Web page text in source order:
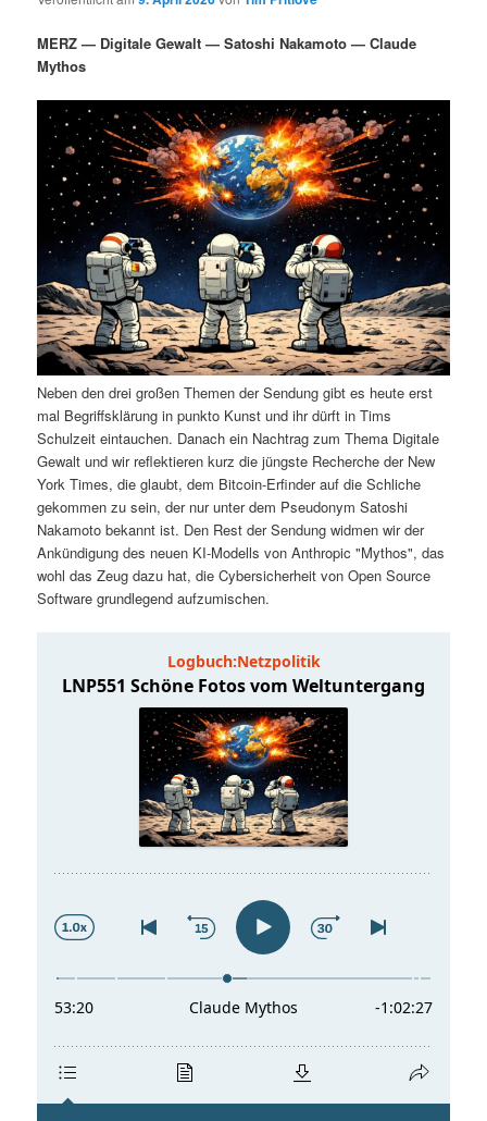
m
r
n
I
n
h
a
l
t
s
p
n
u
d
r
e
n
I
n
h
a
l
t
g
e
n
n
a
MERZ — Digitale Gewalt — Satoshi Nakamoto — Claude
Mythos
Neben den drei großen Themen der Sendung gibt es heute erst
mal Begriffsklärung in punkto Kunst und ihr dürft in Tims
Schulzeit eintauchen. Danach ein Nachtrag zum Thema Digitale
Gewalt und wir reflektieren kurz die jüngste Recherche der New
York Times, die glaubt, dem Bitcoin-Erfinder auf die Schliche
gekommen zu sein, der nur unter dem Pseudonym Satoshi
Nakamoto bekannt ist. Den Rest der Sendung widmen wir der
Ankündigung des neuen KI-Modells von Anthropic "Mythos", das
wohl das Zeug dazu hat, die Cybersicherheit von Open Source
Software grundlegend aufzumischen.